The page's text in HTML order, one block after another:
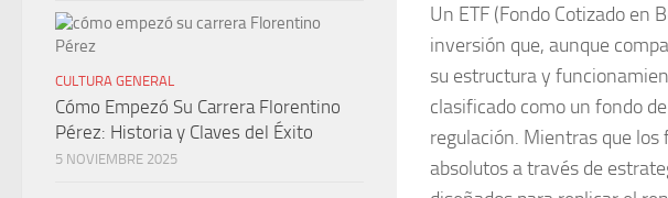
Un ETF (Fondo Cotizado en
inversión que, aunque
su estructura y
clasificado como un fondo
regulación. Mientras que
absolutos a través de
CULTURA GENERAL
Cómo Empezó Su Carrera Florentino
Pérez: Historia y Claves del Éxito
5 NOVIEMBRE 2025